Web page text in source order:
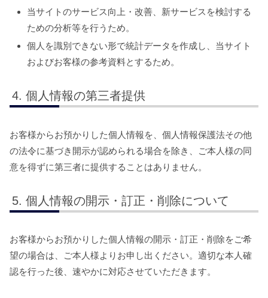
当サイトのサービス向上・改善、新サービスを検討する
ための分析等を行うため。
個人を識別できない形で統計データを作成し、当サイト
およびお客様の参考資料とするため。
個人情報の第三者提供
お客様からお預かりした個人情報を、個人情報保護法その他
の法令に基づき開示が認められる場合を除き、ご本人様の同
意を得ずに第三者に提供することはありません。
個人情報の開示・訂正・削除について
お客様からお預かりした個人情報の開示・訂正・削除をご希
望の場合は、ご本人様よりお申し出ください。適切な本人確
認を行った後、速やかに対応させていただきます。